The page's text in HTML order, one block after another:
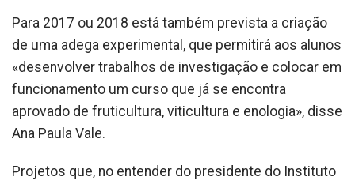
Para 2017 ou 2018 está também prevista a criação
de uma adega experimental, que permitirá aos alunos
«desenvolver trabalhos de investigação e colocar em
funcionamento um curso que já se encontra
aprovado de fruticultura, viticultura e enologia», disse
Ana Paula Vale.
Projetos que, no entender do presidente do Instituto